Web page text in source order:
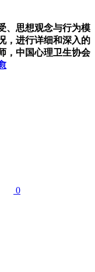
、思想观念与行为模
，进行详细和深入的
，中国心理卫生协会
0